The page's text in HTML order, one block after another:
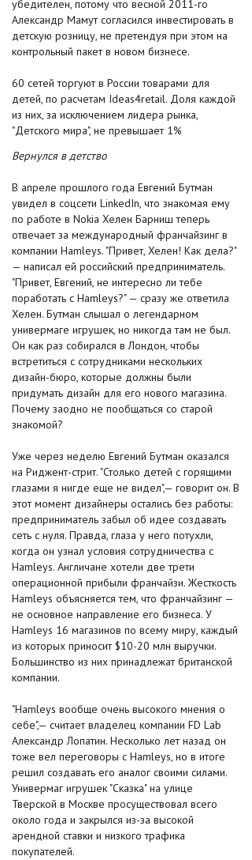
убедителен, потому что весной 2011-го
Александр Мамут согласился инвестировать в
детскую розницу, не претендуя при этом на
контрольный пакет в новом бизнесе.
60 сетей торгуют в России товарами для
детей, по расчетам Ideas4retail. Доля каждой
из них, за исключением лидера рынка,
"Детского мира", не превышает 1%
Вернулся в детство
В апреле прошлого года Евгений Бутман
увидел в соцсети LinkedIn, что знакомая ему
по работе в Nokia Хелен Барниш теперь
отвечает за международный франчайзинг в
компании Hamleys. "Привет, Хелен! Как дела?"
— написал ей российский предприниматель.
"Привет, Евгений, не интересно ли тебе
поработать с Hamleys?" — сразу же ответила
Хелен. Бутман слышал о легендарном
универмаге игрушек, но никогда там не был.
Он как раз собирался в Лондон, чтобы
встретиться с сотрудниками нескольких
дизайн-бюро, которые должны были
придумать дизайн для его нового магазина.
Почему заодно не пообщаться со старой
знакомой?
Уже через неделю Евгений Бутман оказался
на Риджент-стрит. "Столько детей с горящими
глазами я нигде еще не видел",— говорит он. В
этот момент дизайнеры остались без работы:
предприниматель забыл об идее создавать
сеть с нуля. Правда, глаза у него потухли,
когда он узнал условия сотрудничества с
Hamleys. Англичане хотели две трети
операционной прибыли франчайзи. Жесткость
Hamleys объясняется тем, что франчайзинг —
не основное направление его бизнеса. У
Hamleys 16 магазинов по всему миру, каждый
из которых приносит $10-20 млн выручки.
Большинство из них принадлежат британской
компании.
"Hamleys вообще очень высокого мнения о
себе",— считает владелец компании FD Lab
Александр Лопатин. Несколько лет назад он
тоже вел переговоры с Hamleys, но в итоге
решил создавать его аналог своими силами.
Универмаг игрушек "Сказка" на улице
Тверской в Москве просуществовал всего
около года и закрылся из-за высокой
арендной ставки и низкого трафика
покупателей.